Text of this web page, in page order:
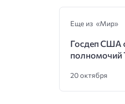
Еще из «Мир»
Госдеп США
полномочий
20 октября